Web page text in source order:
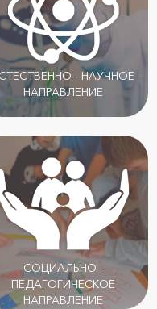
- НАУЧНОЕ
НАПРАВЛЕНИЕ
СОЦИАЛЬНО -
ПЕДАГОГИЧЕСКОЕ
НАПРАВЛЕНИЕ